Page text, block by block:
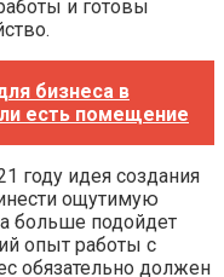
и готовы
бизнеса в
есть помещение
году идея создания
ощутимую
больше подойдет
опыт работы с
обязательно должен